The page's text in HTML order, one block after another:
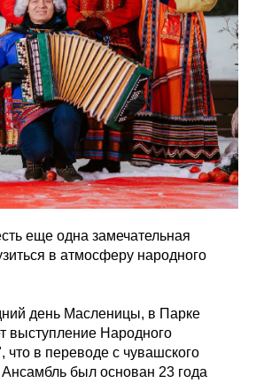
еще одна замечательная
в атмосферу народного
день Масленицы, в Парке
выступление Народного
что в переводе с чувашского
Ансамбль был основан 23 года